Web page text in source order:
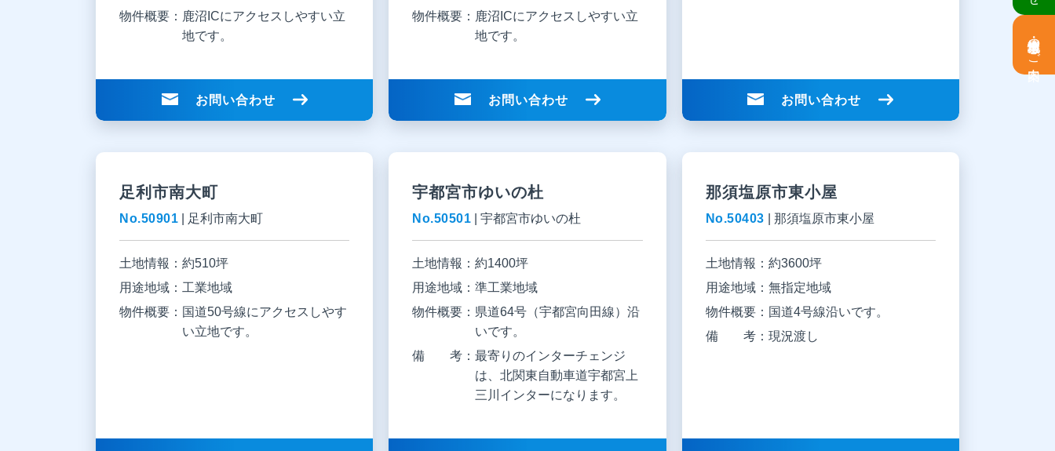
土地情報・事業用地のご案内
物件概要： 鹿沼ICにアクセスしやすい立
地です。
お問い合わせ
物件概要： 鹿沼ICにアクセスしやすい立
地です。
お問い合わせ お問い合わせ
足利市南大町
No.50901 足利市南大町
土地情報： 約510坪
用途地域： 工業地域
物件概要： 国道50号線にアクセスしやす
い立地です。
宇都宮市ゆいの杜
No.50501 |宇都宮市ゆいの杜
土地情報：約1400坪
用途地域：準工業地域
物件概要： 県道64号（宇都宮向田線）沿
いです。
備 考：最寄りのインターチェンジ
は、北関東自動車道宇都宮上
三川インターになります。
那須塩原市東小屋
No.50403 那須塩原市東小屋
土地情報： 約3600坪
用途地域： 無指定地域
物件概要： 国道4号線沿いです。
備 考： 現況渡し